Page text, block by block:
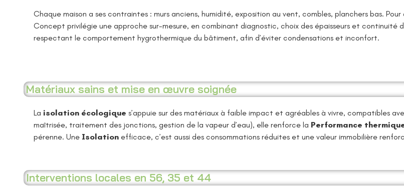
Chaque maison a ses contraintes : murs anciens, humidité, exposition au vent, combles, planchers bas.
Concept privilégie une approche sur-mesure, en combinant diagnostic, choix des épaisseurs et continuité
respectant le comportement hygrothermique du bâtiment, afin d’éviter condensations et inconfort.
Matériaux sains et mise en œuvre soignée
La isolation écologique s’appuie sur des matériaux à faible impact et agréables à vivre, compatibles
maîtrisée, traitement des jonctions, gestion de la vapeur d’eau), elle renforce la Performance
pérenne. Une Isolation efficace, c’est aussi des consommations réduites et une valeur immobilière
Interventions locales en 56, 35 et 44